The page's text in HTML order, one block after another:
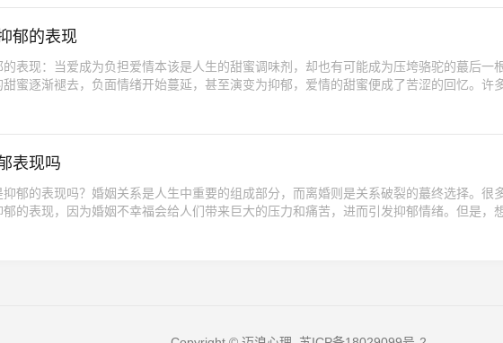
郁的表现
表现：当爱成为负担爱情本该是人生的甜蜜调味剂，却也有可能成为压垮骆驼的蕞后一
甜蜜逐渐褪去，负面情绪开始蔓延，甚至演变为抑郁，爱情的甜蜜便成了苦涩的回忆。许
表现吗
郁的表现吗？婚姻关系是人生中重要的组成部分，而离婚则是关系破裂的蕞终选择。很
的表现，因为婚姻不幸福会给人们带来巨大的压力和痛苦，进而引发抑郁情绪。但是，